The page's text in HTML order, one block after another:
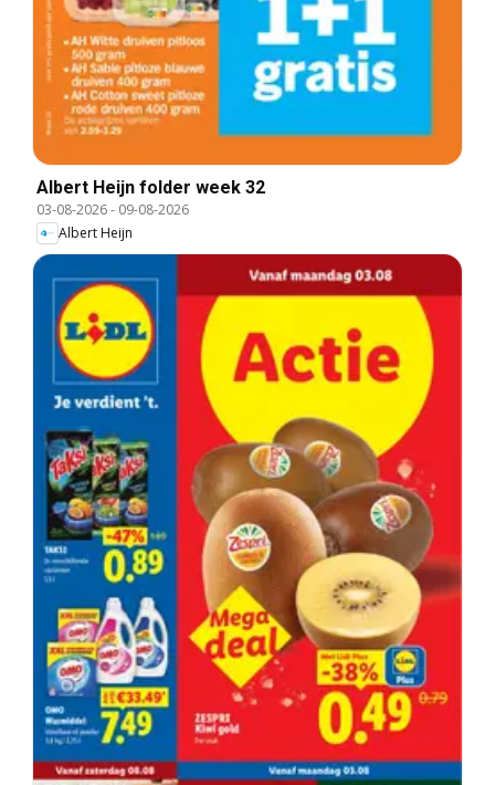
Albert Heijn folder week 32
03-08-2026- 09-08-2026
Albert Heijn